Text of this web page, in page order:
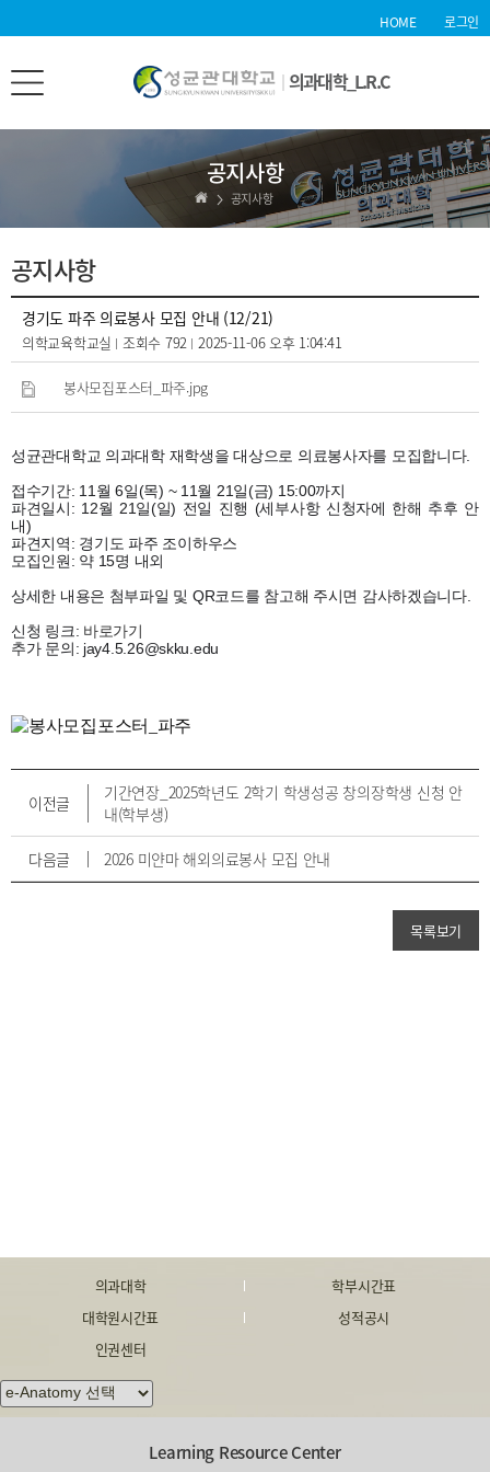
HOME 로그인
의과대학_L.R.C
공지사항
공지사항
공지사항
경기도 파주 의료봉사 모집 안내 (12/21)
의학교육학교실 조회수 792 2025-11-06 오후 1:04:41
봉사모집포스터_파주.jpg
성균관대학교 의과대학 재학생을 대상으로 의료봉사자를 모집합니다.
접수기간: 11월 6일(목) ~ 11월 21일(금) 15:00까지
파견일시: 12월 21일(일) 전일 진행 (세부사항 신청자에 한해 추후 안
내)
파견지역: 경기도 파주 조이하우스
모집인원: 약 15명 내외
상세한 내용은 첨부파일 및 QR코드를 참고해 주시면 감사하겠습니다.
신청 링크: 바로가기
추가 문의: jay4.5.26@skku.edu
이전글
기간연장_2025학년도 2학기 학생성공 창의장학생 신청 안
내(학부생)
다음글 2026 미얀마 해외의료봉사 모집 안내
목록보기
의과대학
학부시간표
대학원시간표
성적공시
인권센터
Learning Resource Center